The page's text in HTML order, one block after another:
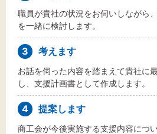
職員が貴社の状況をお伺いしながら
を一緒に検討します。
3 考えます
お話を伺った内容を踏まえて貴社に
し、支援計画書として作成します。
4 提案します
商工会が今後実施する支援内容につ